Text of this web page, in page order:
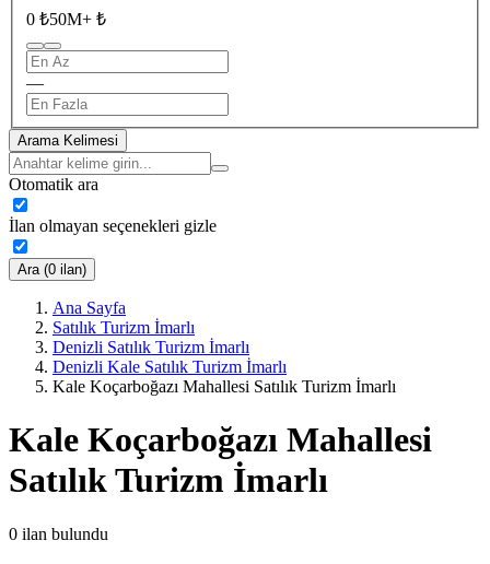
0 ₺50M+ ₺
—
Arama Kelimesi
Otomatik ara
İlan olmayan seçenekleri gizle
Ara (0 ilan)
Ana Sayfa
Satılık Turizm İmarlı
Denizli Satılık Turizm İmarlı
Denizli Kale Satılık Turizm İmarlı
Kale Koçarboğazı Mahallesi Satılık Turizm İmarlı
Kale Koçarboğazı Mahallesi
Satılık Turizm İmarlı
0 ilan bulundu